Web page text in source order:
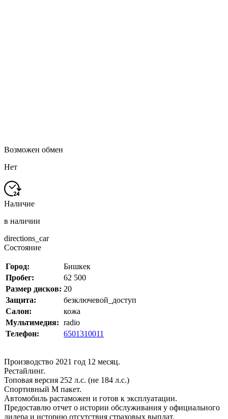
Возможен обмен
Нет
Наличие
в наличии
directions_car
Состояние
Город:
Бишкек
Пробег:
62 500
Размер дисков: 20
Защита:
безключевой_доступ
Салон:
кожа
Мультимедия: radio
Телефон:
6501310011
Производство 2021 год 12 месяц.
Рестайлинг.
Топовая версия 252 л.с. (не 184 л.с.)
Спортивный М пакет.
Автомобиль растаможен и готов к эксплуатации.
Предоставлю отчет о истории обслуживания у официального
дилера и историю отсутствия страховых выплат.